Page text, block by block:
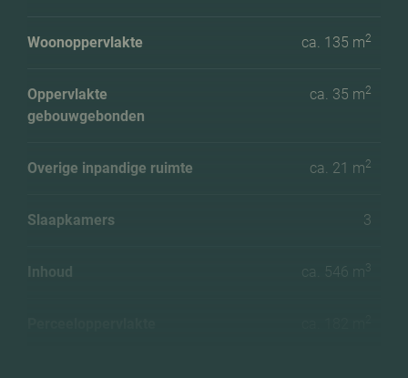
Woonoppervlakte ca. 135 m2
Oppervlakte
gebouwgebonden
ca. 35 m2
Overige inpandige ruimte ca. 21 m2
Slaapkamers 3
Inhoud ca. 546 m 3